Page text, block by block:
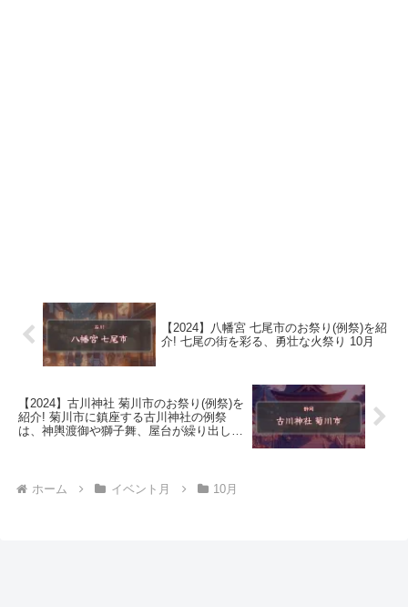
【2024】八幡宮 七尾市のお祭り(例祭)を紹
介! 七尾の街を彩る、勇壮な火祭り 10月
【2024】古川神社 菊川市のお祭り(例祭)を
紹介! 菊川市に鎮座する古川神社の例祭
は、神輿渡御や獅子舞、屋台が繰り出し、
ホーム イベント月 10月